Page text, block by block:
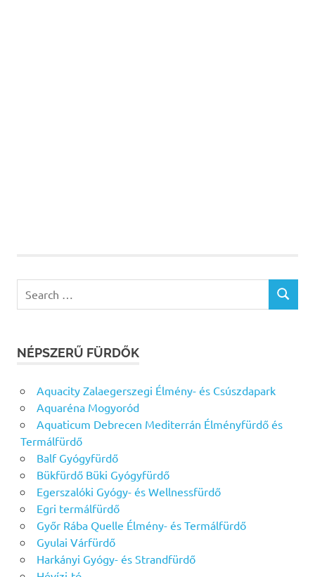
for:
SEARCH
NÉPSZERŰ FÜRDŐK
Aquacity Zalaegerszegi Élmény- és Csúszdapark
Aquaréna Mogyoród
Aquaticum Debrecen Mediterrán Élményfürdő és
Termálfürdő
Balf Gyógyfürdő
Bükfürdő Büki Gyógyfürdő
Egerszalóki Gyógy- és Wellnessfürdő
Egri termálfürdő
Győr Rába Quelle Élmény- és Termálfürdő
Gyulai Várfürdő
Harkányi Gyógy- és Strandfürdő